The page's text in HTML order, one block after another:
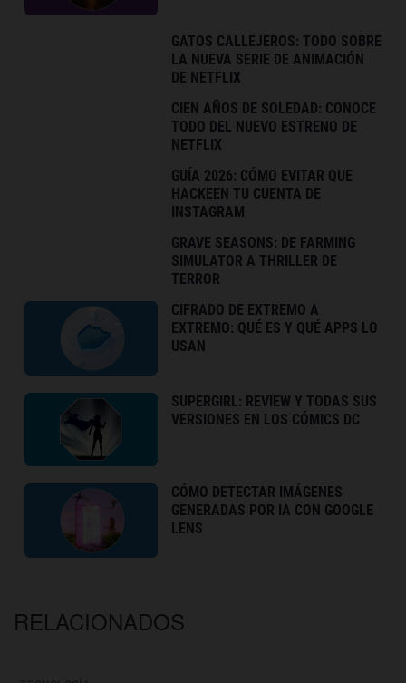
GATOS CALLEJEROS: TODO SOBRE
LA NUEVA SERIE DE ANIMACIÓN
DE NETFLIX
CIEN AÑOS DE SOLEDAD: CONOCE
TODO DEL NUEVO ESTRENO DE
NETFLIX
GUÍA 2026: CÓMO EVITAR QUE
HACKEEN TU CUENTA DE
INSTAGRAM
GRAVE SEASONS: DE FARMING
SIMULATOR A THRILLER DE
TERROR
CIFRADO DE EXTREMO A
EXTREMO: QUÉ ES Y QUÉ APPS LO
USAN
SUPERGIRL: REVIEW Y TODAS SUS
VERSIONES EN LOS CÓMICS DC
CÓMO DETECTAR IMÁGENES
GENERADAS POR IA CON GOOGLE
LENS
RELACIONADOS